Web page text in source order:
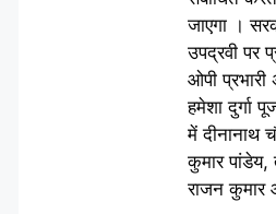
जाएगा ।
उपद्रवी पर
ओपी प्रभारी
हमेशा दुर्गा
में दीनानाथ
कुमार पांडेय,
राजन कुमार